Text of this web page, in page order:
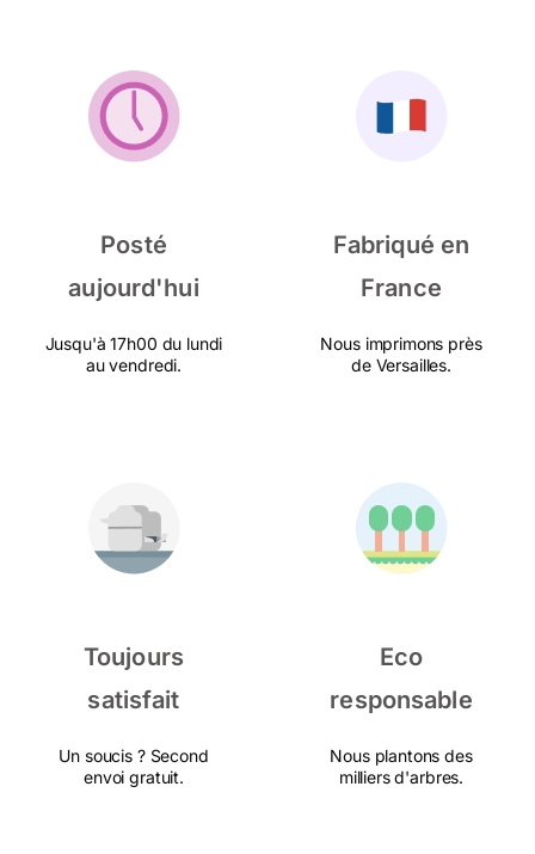
Posté
aujourd'hui
Jusqu'à 17h00 du lundi
au vendredi.
Fabriqué en
France
Nous imprimons près
de Versailles.
Toujours
satisfait
Un soucis ? Second
envoi gratuit.
Eco
responsable
Nous plantons des
milliers d'arbres.